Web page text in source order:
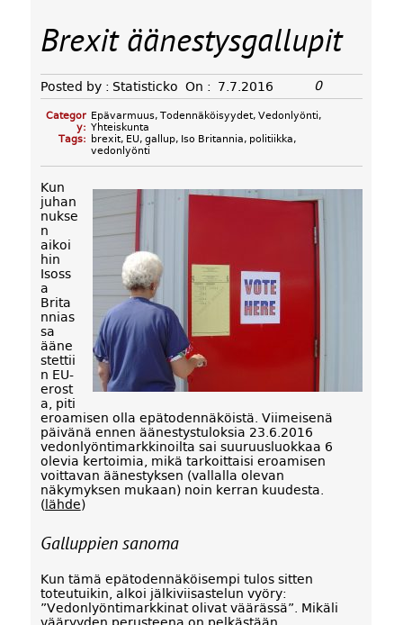
Brexit äänestysgallupit
Posted by : Statisticko On : 7.7.2016 0
Categor
y:
Epävarmuus,Todennäköisyydet,Vedonlyönti,
Yhteiskunta
Tags:
brexit, EU,gallup, Iso Britannia, politiikka,
vedonlyönti
Kun
juhan
nukse
n
aikoi
hin
Isoss
a
Brita
nnias
sa
ääne
stettii
n EU-
erost
a, piti
eroamisen olla epätodennäköistä. Viimeisenä
päivänä ennen äänestystuloksia 23.6.2016
vedonlyöntimarkkinoilta sai suuruusluokkaa 6
olevia kertoimia, mikä tarkoittaisi eroamisen
voittavan äänestyksen (vallalla olevan
näkymyksen mukaan) noin kerran kuudesta.
(lähde)
Galluppien sanoma
Kun tämä epätodennäköisempi tulos sitten
toteutuikin, alkoi jälkiviisastelun vyöry:
”Vedonlyöntimarkkinat olivat väärässä”. Mikäli